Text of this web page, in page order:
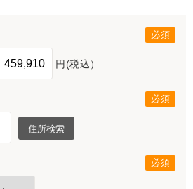
円(税込）
住所検索